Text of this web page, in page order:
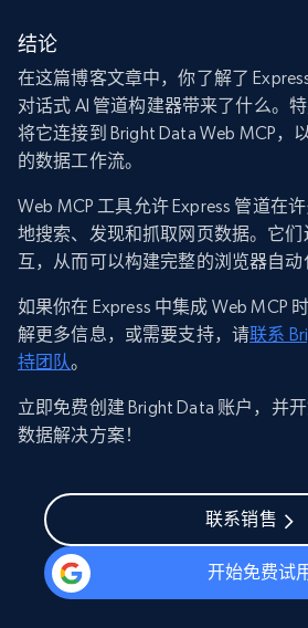
结论
在这篇博客文章中，你了解了
对话式 AI 管道构建器带来了什么。
将它连接到 Bright Data Web MCP，
的数据工作流。
Web MCP 工具允许 Express 管道在
地搜索、发现和抓取网页数据。它
互，从而可以构建完整的浏览器自动
如果你在 Express 中集成 Web MCP
解更多信息，或需要支持，请联系
持团队。
立即免费创建 Bright Data 账户，并
数据解决方案！
联系销售
开始免费试